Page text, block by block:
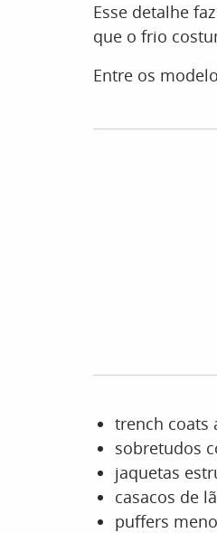
Esse detalhe
que o frio
Entre os
trench coats
sobretudos
jaquetas
casacos de
puffers